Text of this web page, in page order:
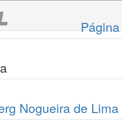
Nogueira de Lima